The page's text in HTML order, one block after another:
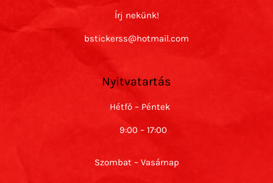
Írj nekünk!
bstickerss@hotmail.com
Nyitvatartás
Hétfő – Péntek
9:00 – 17:00
Szombat – Vasárnap